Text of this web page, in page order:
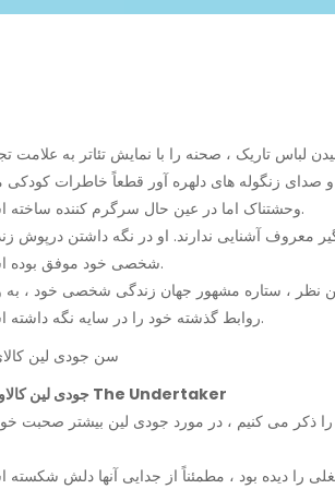
صدای زنگوله های دلهره آور قطعاً خاطرات کودکی
وحشتناک اما در عین حال سرگرم کننده ساخته است.
معروف آشنایی ندارند. او در نگه داشتن درپوش
شخصی خود موفق بوده است.
نظر ، ستاره مشهور جهان زندگی شخصی خود ، به
روابط گذشته خود را در سایه نگه داشته است.
جودی لین کالاوی با The Undertaker
ذکر می کنیم ، در مورد جودی لین بیشتر صحبت